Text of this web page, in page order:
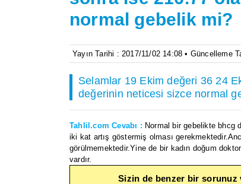
normal gebelik mi?
Yayın Tarihi : 2017/11/02 14:08 • Güncelleme
Selamlar 19 Ekim değeri 36 24
değerinin neticesi sizce normal
Tahlil.com Cevabı : Normal bir gebelikte bhcg
iki kat artış göstermiş olması
görülmemektedir.Yine de bir kadın doğum
vardır.
Sizin de benzer bir sorunuz